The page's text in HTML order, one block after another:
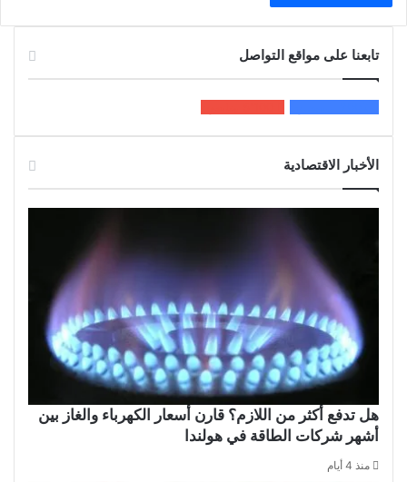
تابعنا على مواقع التواصل
الأخبار الاقتصادية
هل تدفع أكثر من اللازم؟ قارن أسعار الكهرباء والغاز بين
أشهر شركات الطاقة في هولندا
منذ 4 أيام